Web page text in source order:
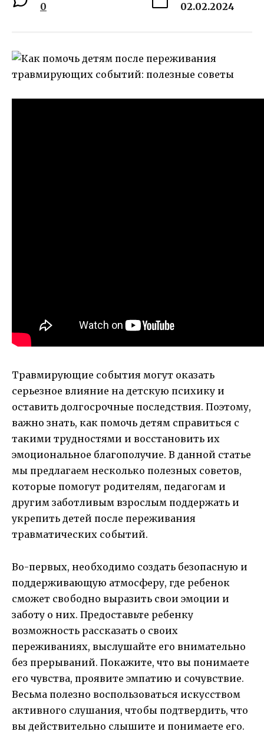
0 02.02.2024
Травмирующие события могут оказать
серьезное влияние на детскую психику и
оставить долгосрочные последствия. Поэтому,
важно знать, как помочь детям справиться с
такими трудностями и восстановить их
эмоциональное благополучие. В данной статье
мы предлагаем несколько полезных советов,
которые помогут родителям, педагогам и
другим заботливым взрослым поддержать и
укрепить детей после переживания
травматических событий.
Во-первых, необходимо создать безопасную и
поддерживающую атмосферу, где ребенок
сможет свободно выразить свои эмоции и
заботу о них. Предоставьте ребенку
возможность рассказать о своих
переживаниях, выслушайте его внимательно
без прерываний. Покажите, что вы понимаете
его чувства, проявите эмпатию и сочувствие.
Весьма полезно воспользоваться искусством
активного слушания, чтобы подтвердить, что
вы действительно слышите и понимаете его.